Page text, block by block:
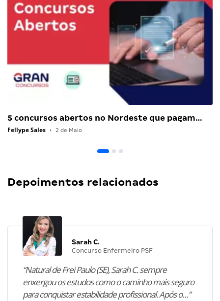
5 concursos abertos no Nordeste que pagam…
Fellype Sales • 2 de Maio
Depoimentos relacionados
Sarah C.
Concurso Enfermeiro PSF
“Natural de Frei Paulo (SE), Sarah C. sempre
enxergou os estudos como o caminho mais seguro
para conquistar estabilidade profissional. Após o…”